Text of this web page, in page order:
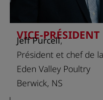
activités en août 2019.
VICE-PRÉSIDENT
Jeff Purcell,
Président et chef de
Eden Valley Poultry
Berwick, NS